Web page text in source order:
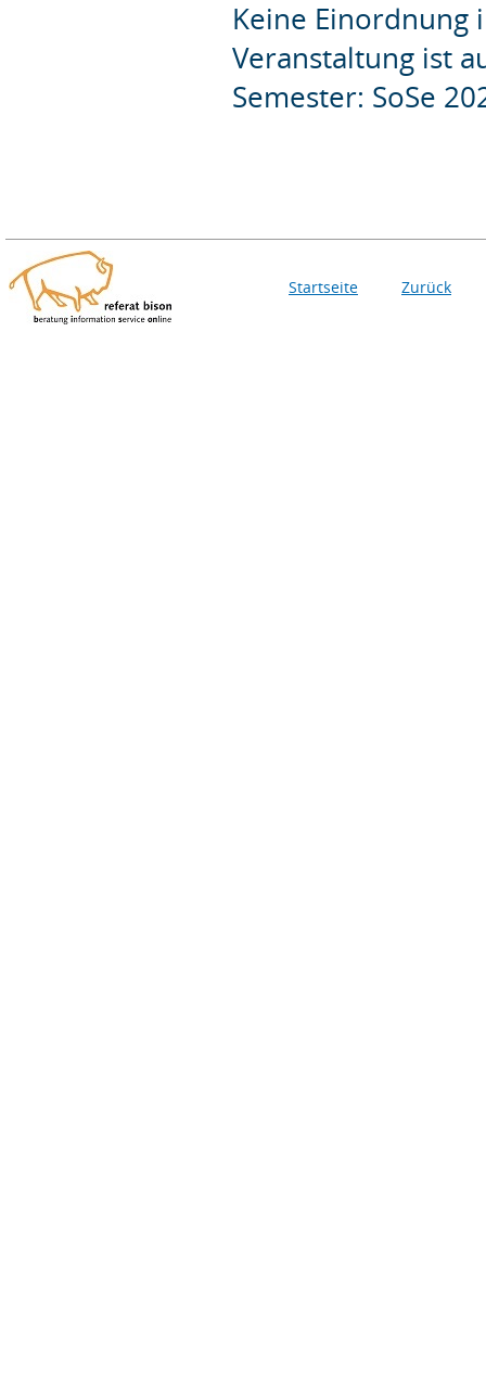
Keine Einordnung
Veranstaltung ist
Semester: SoSe
Startseite Zurück